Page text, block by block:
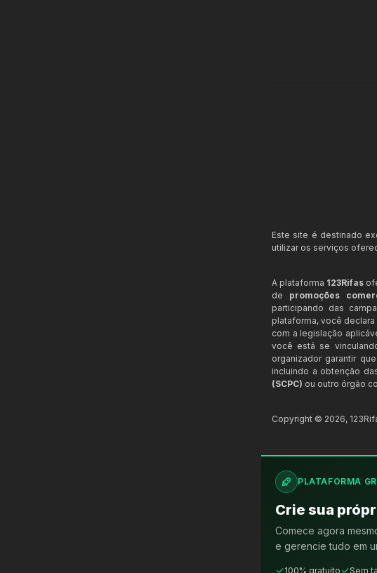
Este site é destinado
utilizar os serviços
A plataforma 123Rifas
de promoções
participando das
plataforma, você
com a legislação
você está se
organizador garantir
incluindo a obtenção
(SCPC) ou outro órgão
Copyright © 2026,
PLATAFORMA
Crie sua
Comece agora
e gerencie tudo em
100% gratuito Sem